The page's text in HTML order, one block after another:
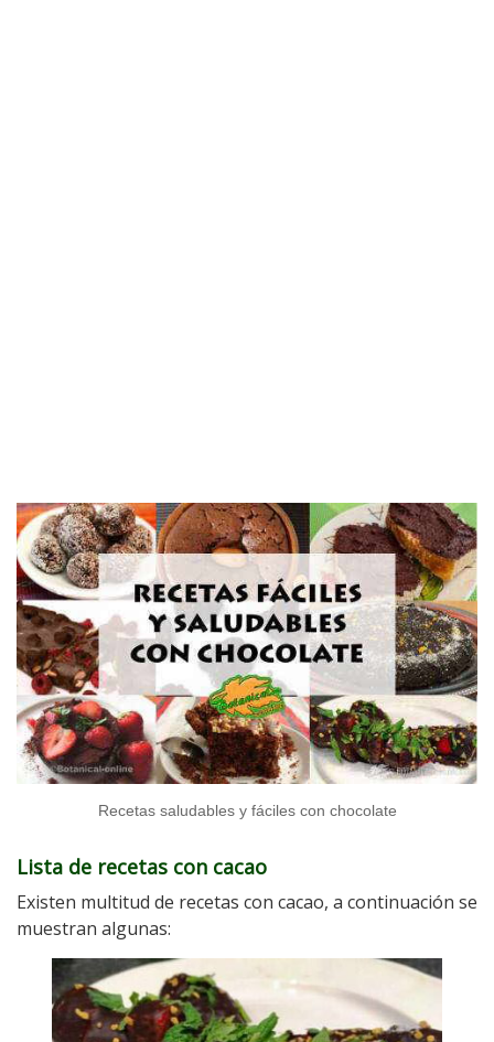
Recetas saludables y fáciles con chocolate
Lista de recetas con cacao
Existen multitud de recetas con cacao, a continuación se
muestran algunas: